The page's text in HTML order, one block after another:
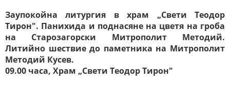
Заупокойна литургия в храм „Свети Теодор
Тирон". Панихида и поднасяне на цветя на гроба
на Старозагорски Митрополит Методий.
Литийно шествие до паметника на Митрополит
Методий Кусев.
09.00 часа, Храм „Свети Теодор Тирон"